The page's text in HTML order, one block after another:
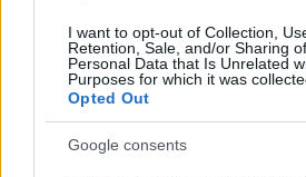
I want to opt-out of Collection,
Retention, Sale, and/or Sharing
Personal Data that Is Unrelated
Purposes for which it was
Opted Out
Google consents
Υποβολή
Όροι Χρήσης. Το site προστατεύεται από
Πολιτική Απορρήτου